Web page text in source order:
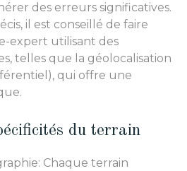
des erreurs significatives.
il est conseillé de faire
expert utilisant des
telles que la géolocalisation
qui offre une
du terrain
Chaque terrain